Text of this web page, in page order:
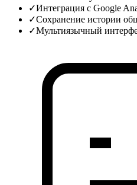
✓Интеграция с Google
✓Сохранение истории
✓Мультиязычный